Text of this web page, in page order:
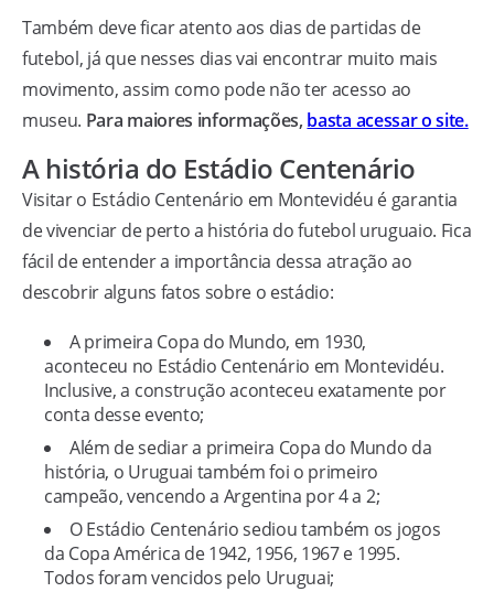
Também deve ficar atento aos dias de partidas de
futebol, já que nesses dias vai encontrar muito mais
movimento, assim como pode não ter acesso ao
museu. Para maiores informações, basta acessar o site.
A história do Estádio Centenário
Visitar o Estádio Centenário em Montevidéu é garantia
de vivenciar de perto a história do futebol uruguaio. Fica
fácil de entender a importância dessa atração ao
descobrir alguns fatos sobre o estádio:
A primeira Copa do Mundo, em 1930,
aconteceu no Estádio Centenário em Montevidéu.
Inclusive, a construção aconteceu exatamente por
conta desse evento;
Além de sediar a primeira Copa do Mundo da
história, o Uruguai também foi o primeiro
campeão, vencendo a Argentina por 4 a 2;
O Estádio Centenário sediou também os jogos
da Copa América de 1942, 1956, 1967 e 1995.
Todos foram vencidos pelo Uruguai;